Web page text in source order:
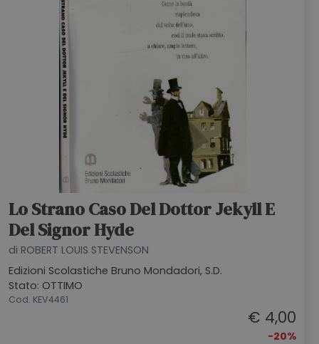
Lo Strano Caso Del Dottor Jekyll E
Del Signor Hyde
di ROBERT LOUIS STEVENSON
Edizioni Scolastiche Bruno Mondadori, S.D.
Stato: OTTIMO
Cod. KEV4461
€ 4,00
-20%